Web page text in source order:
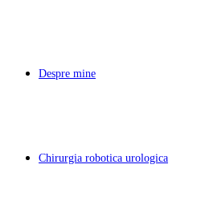
Despre mine
Chirurgia robotica urologica